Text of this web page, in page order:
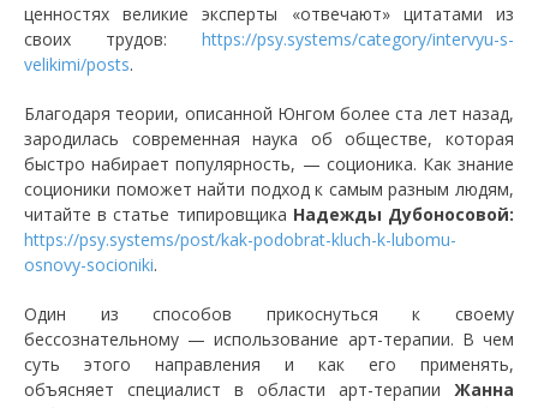
ценностях великие эксперты «отвечают» цитатами из
своих трудов: https://psy.systems/category/intervyu-s-
velikimi/posts.
Благодаря теории, описанной Юнгом более ста лет назад,
зародилась современная наука об обществе, которая
быстро набирает популярность, — соционика. Как знание
соционики поможет найти подход к самым разным людям,
читайте в статье типировщика Надежды Дубоносовой:
https://psy.systems/post/kak-podobrat-kluch-k-lubomu-
osnovy-socioniki.
Один из способов прикоснуться к своему
бессознательному — использование арт-терапии. В чем
суть этого направления и как его применять,
объясняет специалист в области арт-терапии Жанна